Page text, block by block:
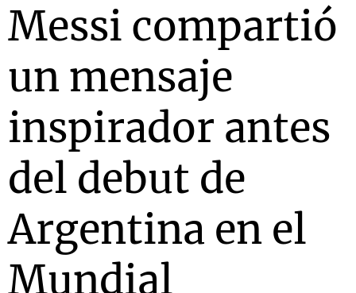
Messi compartió
un mensaje
inspirador antes
del debut de
Argentina en el
Mundial